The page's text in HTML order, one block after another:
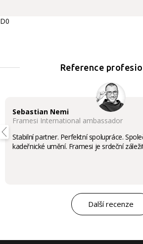
D0
Reference
Sebastian Nemi
Framesi International ambassador
Stabilní partner. Perfektní spolupráce.
kadeřnické umění. Framesi je srdeční
Další recenze